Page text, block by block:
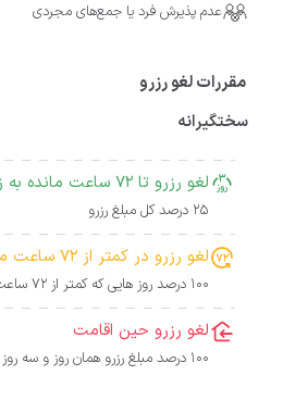
عدم پذیرش فرد یا جمع‌های مجردی
مقررات لغو رزرو
سختگیرانه
لغو رزرو تا 72 ساعت مانده به زمان ورود روز کنسل شده
25 درصد کل مبلغ رزرو
لغو رزرو در کمتر از 72 ساعت مانده به زمان ورود روز کنسل شده
100 درصد روز هایی که کمتر از 72 ساعت به آنها مانده است + 25 درصد باقی روز ها
لغو رزرو حین اقامت
100 درصد مبلغ رزرو همان روز و سه روز بعد + 25 درصد مبلغ رزرو روز های باقی مانده